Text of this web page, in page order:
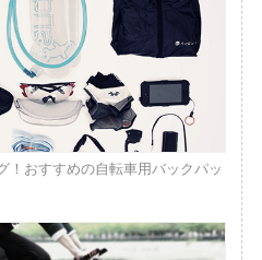
！おすすめの自転車用バックパッ